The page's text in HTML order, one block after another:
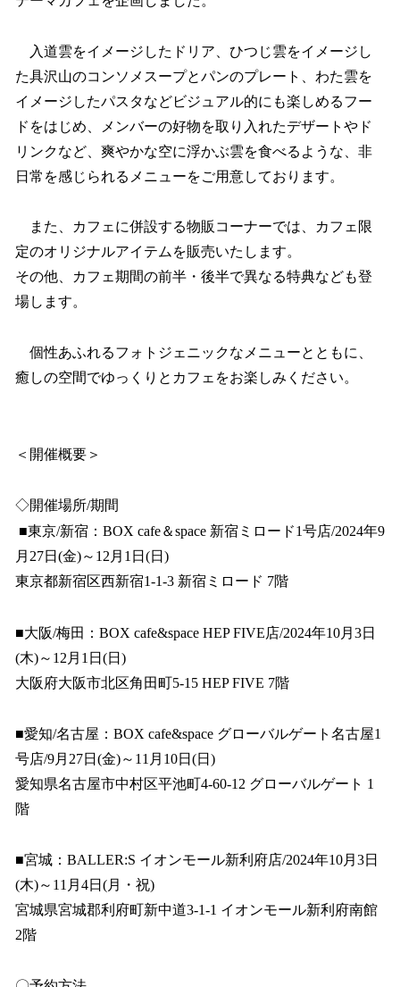
入道雲をイメージしたドリア、ひつじ雲をイメージし
た具沢山のコンソメスープとパンのプレート、わた雲を
イメージしたパスタなどビジュアル的にも楽しめるフー
ドをはじめ、メンバーの好物を取り入れたデザートやド
リンクなど、爽やかな空に浮かぶ雲を食べるような、非
日常を感じられるメニューをご用意しております。
また、カフェに併設する物販コーナーでは、カフェ限
定のオリジナルアイテムを販売いたします。
その他、カフェ期間の前半・後半で異なる特典なども登
場します。
個性あふれるフォトジェニックなメニューとともに、
癒しの空間でゆっくりとカフェをお楽しみください。
＜開催概要＞
◇開催場所/期間
■東京/新宿：BOX cafe＆space 新宿ミロード1号店/2024年9
月27日(金)～12月1日(日)
東京都新宿区西新宿1-1-3 新宿ミロード 7階
■大阪/梅田：BOX cafe&space HEP FIVE店/2024年10月3日
(木)～12月1日(日)
大阪府大阪市北区角田町5-15 HEP FIVE 7階
■愛知/名古屋：BOX cafe&space グローバルゲート名古屋1
号店/9月27日(金)～11月10日(日)
愛知県名古屋市中村区平池町4-60-12 グローバルゲート 1
階
■宮城：BALLER:S イオンモール新利府店/2024年10月3日
(木)～11月4日(月・祝)
宮城県宮城郡利府町新中道3-1-1 イオンモール新利府南館
2階